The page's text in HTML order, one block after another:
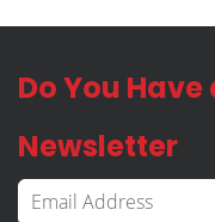
Do You
Newsletter